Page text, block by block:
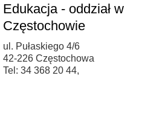
Edukacja - oddział w
Częstochowie
ul. Pułaskiego 4/6
42-226 Częstochowa
Tel: 34 368 20 44,